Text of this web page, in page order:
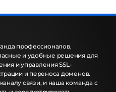
профессионалов,
и удобные решения для
и управления SSL-
и переноса доменов.
связи, и наша команда с